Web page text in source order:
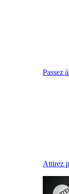
Passez
Attirez